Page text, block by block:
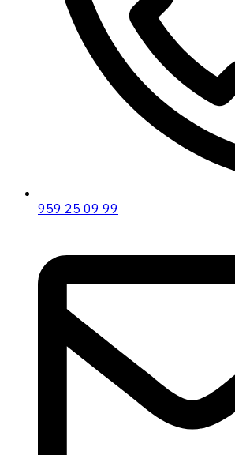
959 25 09 99